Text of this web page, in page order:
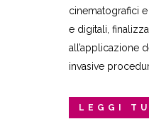
cinematografici
e digitali,
all’applicazione
invasive
LEGGI